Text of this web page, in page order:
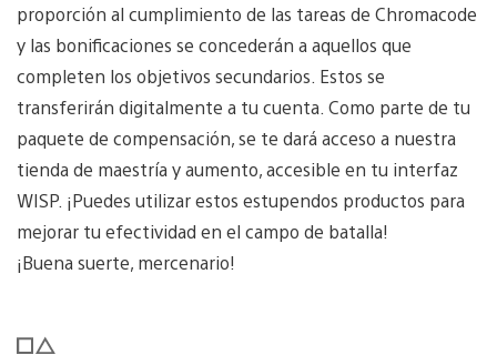
proporción al cumplimiento de las tareas de Chromacode
y las bonificaciones se concederán a aquellos que
completen los objetivos secundarios. Estos se
transferirán digitalmente a tu cuenta. Como parte de tu
paquete de compensación, se te dará acceso a nuestra
tienda de maestría y aumento, accesible en tu interfaz
WISP. ¡Puedes utilizar estos estupendos productos para
mejorar tu efectividad en el campo de batalla!
¡Buena suerte, mercenario!